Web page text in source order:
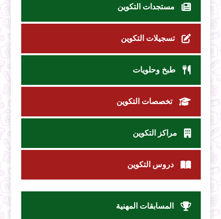
مستجدات التكوين
تسجيلات التكوين
طبخ وحلويات
تخصصات التكوين
مراكز التكوين
دروس التكوين
المسابقات المهنية